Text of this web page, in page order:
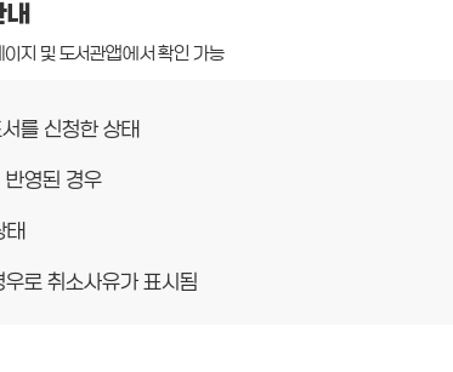
지 및 도서관앱에서 확인 가능
를 신청한 상태
반영된 경우
태
로 취소사유가 표시됨